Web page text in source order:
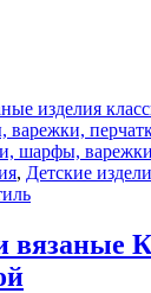
изделия
шарфы,
, Детские
вязаные